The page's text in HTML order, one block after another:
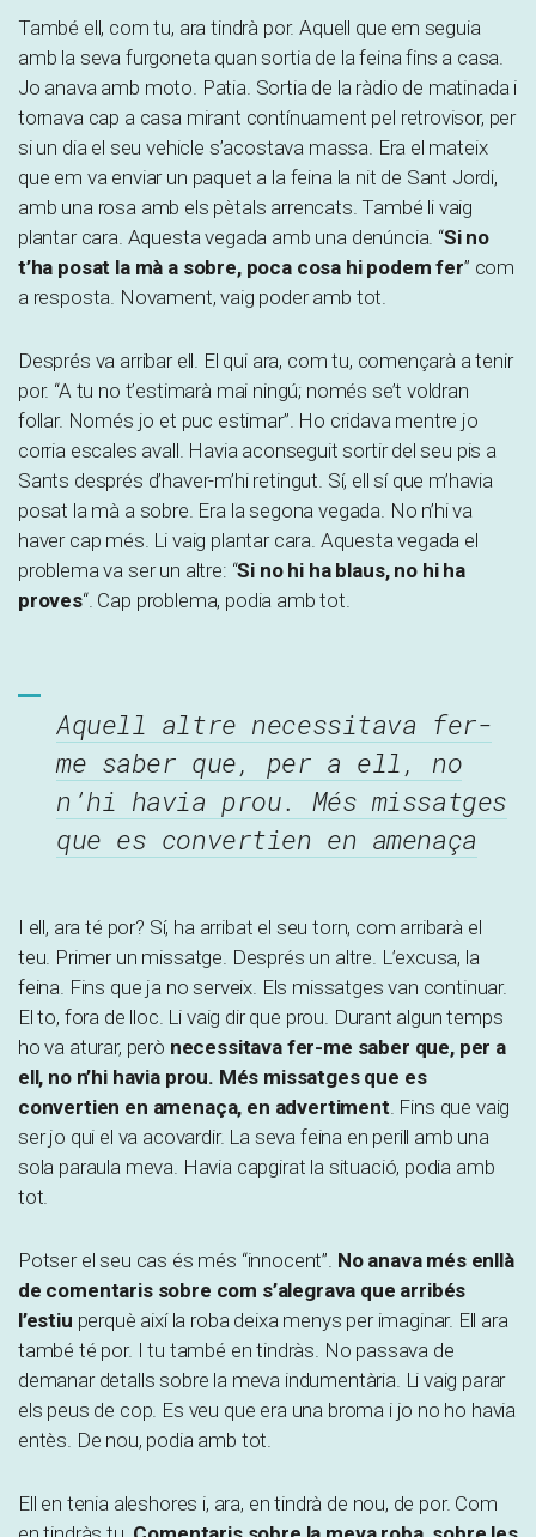
També ell, com tu, ara tindrà por. Aquell que em seguia
amb la seva furgoneta quan sortia de la feina fins a casa.
Jo anava amb moto. Patia. Sortia de la ràdio de matinada i
tornava cap a casa mirant contínuament pel retrovisor, per
si un dia el seu vehicle s’acostava massa. Era el mateix
que em va enviar un paquet a la feina la nit de Sant Jordi,
amb una rosa amb els pètals arrencats. També li vaig
plantar cara. Aquesta vegada amb una denúncia. “Si no
t’ha posat la mà a sobre, poca cosa hi podem fer” com
a resposta. Novament, vaig poder amb tot.
Després va arribar ell. El qui ara, com tu, començarà a tenir
por. “A tu no t’estimarà mai ningú; només se’t voldran
follar. Només jo et puc estimar”. Ho cridava mentre jo
corria escales avall. Havia aconseguit sortir del seu pis a
Sants després d’haver-m’hi retingut. Sí, ell sí que m’havia
posat la mà a sobre. Era la segona vegada. No n’hi va
haver cap més. Li vaig plantar cara. Aquesta vegada el
problema va ser un altre: “Si no hi ha blaus, no hi ha
proves“. Cap problema, podia amb tot.
Aquell altre necessitava fer-
me saber que, per a ell, no
n’hi havia prou. Més missatges
que es convertien en amenaça
I ell, ara té por? Sí, ha arribat el seu torn, com arribarà el
teu. Primer un missatge. Després un altre. L’excusa, la
feina. Fins que ja no serveix. Els missatges van continuar.
El to, fora de lloc. Li vaig dir que prou. Durant algun temps
ho va aturar, però necessitava fer-me saber que, per a
ell, no n’hi havia prou. Més missatges que es
convertien en amenaça, en advertiment . Fins que vaig
ser jo qui el va acovardir. La seva feina en perill amb una
sola paraula meva. Havia capgirat la situació, podia amb
tot.
Potser el seu cas és més “innocent”. No anava més enllà
de comentaris sobre com s’alegrava que arribés
l’estiu perquè així la roba deixa menys per imaginar. Ell ara
també té por. I tu també en tindràs. No passava de
demanar detalls sobre la meva indumentària. Li vaig parar
els peus de cop. Es veu que era una broma i jo no ho havia
entès. De nou, podia amb tot.
Ell en tenia aleshores i, ara, en tindrà de nou, de por. Com